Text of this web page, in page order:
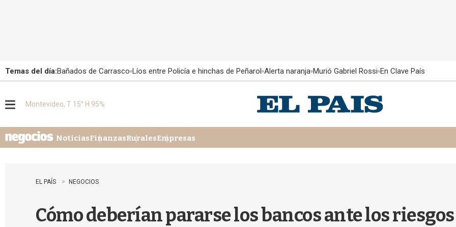
Temas del día:Bañados de Carrasco Líos entre Policía e hinchas de Peñarol Alerta naranja Murió Gabriel Rossi En Clave País
u
Montevideo, T 15° H 95%
NoticiasFinanzasRuralesEmpresas
EL PAÍS NEGOCIOS
Cómo deberían pararse los bancos ante los